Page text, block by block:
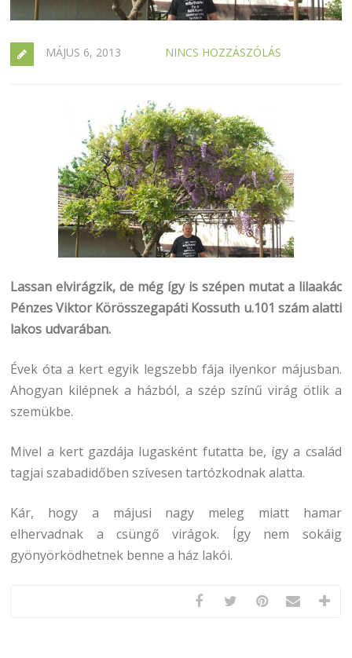
MÁJUS 6, 2013 NINCS HOZZÁSZÓLÁS
Lassan elvirágzik, de még így is szépen mutat a lilaakác
Pénzes Viktor Körösszegapáti Kossuth u.101 szám alatti
lakos udvarában.
Évek óta a kert egyik legszebb fája ilyenkor májusban.
Ahogyan kilépnek a házból, a szép színű virág ötlik a
szemükbe.
Mivel a kert gazdája lugasként futatta be, így a család
tagjai szabadidőben szívesen tartózkodnak alatta.
Kár, hogy a májusi nagy meleg miatt hamar
elhervadnak a csüngő virágok. Így nem sokáig
gyönyörködhetnek benne a ház lakói.